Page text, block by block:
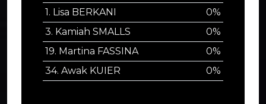
1. Lisa BERKANI
0%
3. Kamiah SMALLS
0%
19. Martina FASSINA
0%
34. Awak KUIER
0%